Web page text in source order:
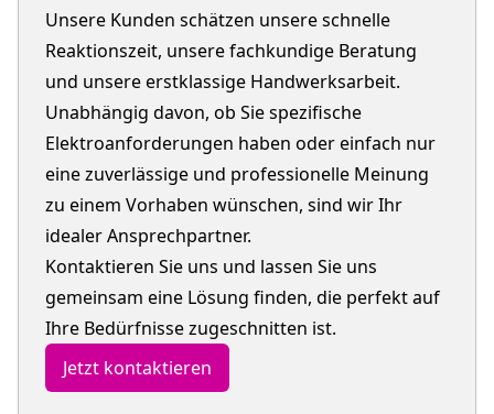
Unsere Kunden schätzen unsere schnelle
Reaktionszeit, unsere fachkundige Beratung
und unsere erstklassige Handwerksarbeit.
Unabhängig davon, ob Sie spezifische
Elektroanforderungen haben oder einfach nur
eine zuverlässige und professionelle Meinung
zu einem Vorhaben wünschen, sind wir Ihr
idealer Ansprechpartner.
Kontaktieren Sie uns und lassen Sie uns
gemeinsam eine Lösung finden, die perfekt auf
Ihre Bedürfnisse zugeschnitten ist.
Jetzt kontaktieren